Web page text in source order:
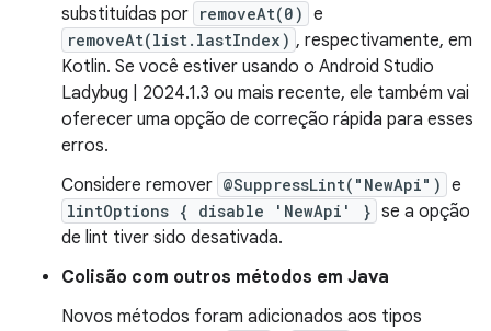
substituídas por removeAt(0) e
removeAt(list.lastIndex) , respectivamente, em
Kotlin. Se você estiver usando o Android Studio
Ladybug | 2024.1.3 ou mais recente, ele também vai
oferecer uma opção de correção rápida para esses
erros.
Considere remover @SuppressLint("NewApi") e
lintOptions { disable 'NewApi' } se a opção
de lint tiver sido desativada.
Colisão com outros métodos em Java
Novos métodos foram adicionados aos tipos